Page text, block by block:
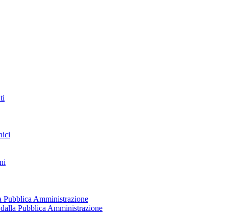
Pubblica Amministrazione
Pubblica Amministrazione